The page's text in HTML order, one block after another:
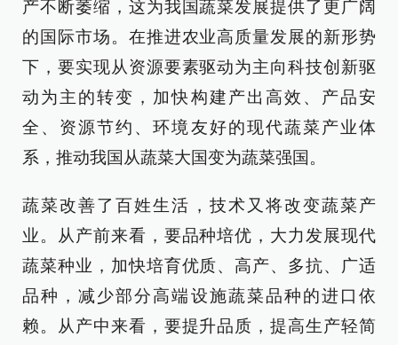
产不断萎缩，这为我国蔬菜发展提供了更广阔
的国际市场。在推进农业高质量发展的新形势
下，要实现从资源要素驱动为主向科技创新驱
动为主的转变，加快构建产出高效、产品安
全、资源节约、环境友好的现代蔬菜产业体
系，推动我国从蔬菜大国变为蔬菜强国。
蔬菜改善了百姓生活，技术又将改变蔬菜产
业。从产前来看，要品种培优，大力发展现代
蔬菜种业，加快培育优质、高产、多抗、广适
品种，减少部分高端设施蔬菜品种的进口依
赖。从产中来看，要提升品质，提高生产轻简